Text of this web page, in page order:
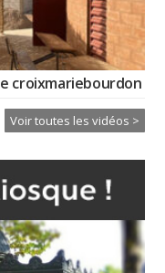
croixmariebourdon
Voir toutes les vidéos >